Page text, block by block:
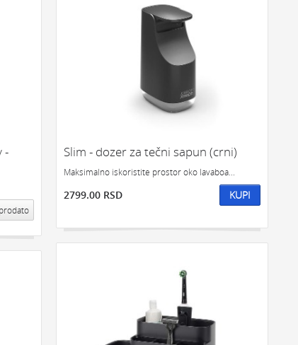
ZA KUĆU, PUTOVANJE I REKREACIJU:
SATOVI
PRTLJAG
SOLARNI
POSUDE ZA ČUVANJE HRANE
-
Slim - dozer za tečni sapun (crni)
Maksimalno iskoristite prostor oko lavaboa...
2799.00 RSD KUPI